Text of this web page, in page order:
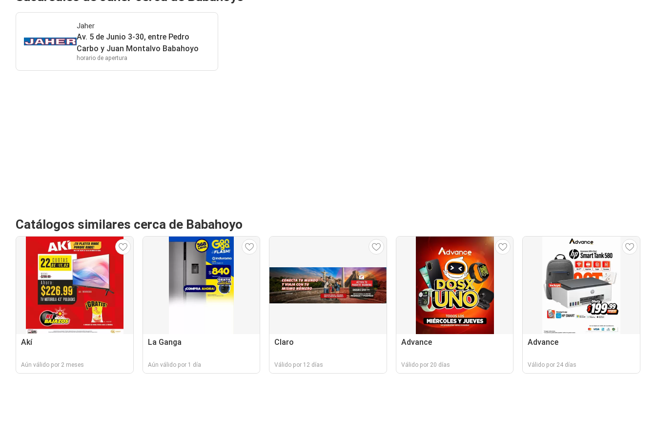
Jaher
Av. 5 de Junio 3-30, entre Pedro
Carbo y Juan Montalvo Babahoyo
horario de apertura
Catálogos similares cerca de Babahoyo
Akí
Aún válido por 2 meses
La Ganga
Aún válido por 1 día
Claro
Válido por 12 días
Advance
Válido por 20 días
Advance
Válido por 24 días